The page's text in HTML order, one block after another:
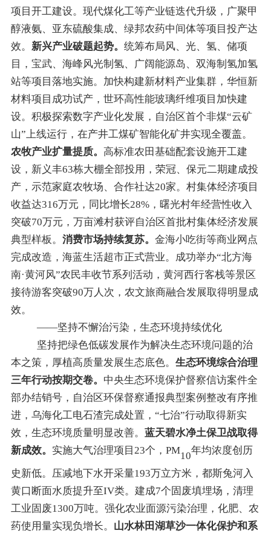
项目开工建设。 现代煤化工等产业链迭代升级，广聚甲
醇液氨、亚东硫酸集成、绿邦农药中间体等项目 投产达
效。 新兴产业破题起势。 统筹布局风、光、氢、储项
目，宝武、海峰风光制氢、广阔能源岛、双海制氢加氢
站等项目落地实施。加快构建新材料产业集群，华恒新
材料项目 成功试产，世环高性能玻璃纤维项目 加快建
设。 积极探索数字产业化发展 ， 自治区首个非煤“云矿
山”上线运行，在产井工煤矿智能化矿井实现全覆盖。
农牧产业扩量提质。 高标准农田基础配套设施开工建
设，新义丰63栋大棚全部投用，荣冠、保元二期建成投
产，示范家庭农牧场、合作社达20家。村集体经济项目
收益达316万元，同比增长28%，曙光村年经营性收入
突破70万元，万亩滩村获评自治区首批村集体经济发展
典型样板。 消费市场持续复苏。 金海小吃街等商业网点
完成改造，海蓝生活超市正式营业。 成功举办“北方海
南·黄河风”农民丰收节系列活动，黄河西行客栈等景区
接待游客突破90万人次，农文旅商融合发展取得明显成
效。
——坚持不懈治污染，生态环境持续优化
坚持把绿色低碳发展作为解决生态环境问题的治
本之策，厚植高质量发展生态底色。 生态环境综合治理
三年行动按期交卷。 中央生态环境保护督察信访案件全
部办结销号，自治区环保督察通报典型案例整改有序推
进，乌海化工电石渣完成处置， “七治”行动取得新实
效， 生态环境质量明显改善。 蓝天碧水净土保卫战取得
新成效。 实施大气治理项目23个， PM10年均浓度创历
史新低。 压减地下水开采量193万立方米，都斯兔河入
黄口断面水质提升至IV类。建成7个固废填埋场，清理
工业固废1300万吨。 强化农业面源污染治理，化肥、农
药使用量实现负增长。 山水林田湖草沙一体化保护和系